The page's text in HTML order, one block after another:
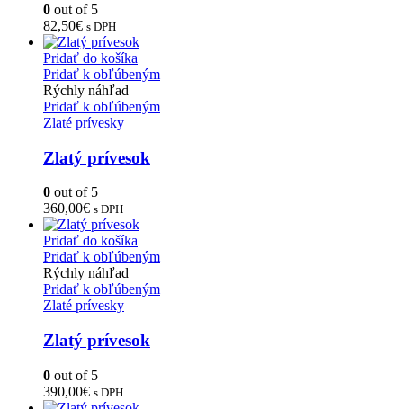
0 out of 5
82,50€ s DPH
Pridať do košíka
Pridať k obľúbeným
Rýchly náhľad
Pridať k obľúbeným
Zlaté prívesky
Zlatý prívesok
0 out of 5
360,00€ s DPH
Pridať do košíka
Pridať k obľúbeným
Rýchly náhľad
Pridať k obľúbeným
Zlaté prívesky
Zlatý prívesok
0 out of 5
390,00€ s DPH